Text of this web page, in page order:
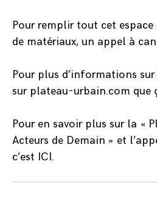
Pour remplir tout cet espace
de matériaux, un appel à
Pour plus d’informations sur
sur plateau-urbain.com que
Pour en savoir plus sur la «
Acteurs de Demain » et
c’est ICI.